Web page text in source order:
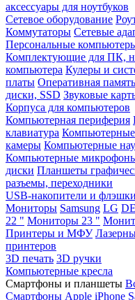
аксессуары для ноутбуков
Сетевое оборудование
Коммутаторы Сетевые
Персональные
Комплектующие для ПК,
компьютера Кулеры и
платы Оперативная
диски, SSD Звуковые
Корпуса для компьютеров
Компьютерная периферия
клавиатура
камеры Компьютерные
Компьютерные
диски Планшеты
разъемы, переходники
USB-накопители и флэшки
Мониторы Samsung LG
22 " Мониторы 23 "
Принтеры и МФУ
принтеров
3D печать 3D ручки
Компьютерные кресла
Смартфоны и планшеты
Смартфоны Apple iPhone